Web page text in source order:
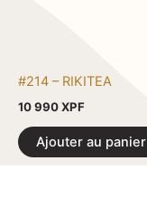
#214 – RIKITEA
10 990XPF
Ajouter au panier